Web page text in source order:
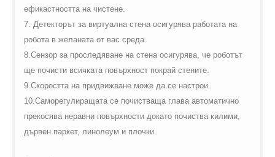
ефикастността на чистене.
7. Детекторът за виртуална стена осигурява работата на
робота в желаната от вас среда.
8.Сензор за проследяване на стена осигурява, че роботът
ще почисти всичката повърхност покрай стените.
9.Скоростта на придвижване може да се настрои.
10.Саморегулиращата се почистваща глава автоматично
прекосява неравни повърхности докато почиства килими,
дървен паркет, линолеум и плочки.